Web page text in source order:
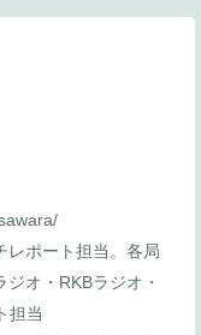
レポート担当。各局
オ・RKBラジオ・
担当